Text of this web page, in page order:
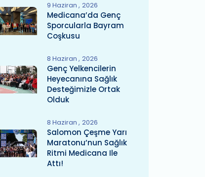
9 Haziran 2026
Medicana’da Genç
Sporcularla Bayram
Coşkusu
8 Haziran 2026
Genç Yelkencilerin
Heyecanına Sağlık
Desteğimizle Ortak
Olduk
8 Haziran 2026
Salomon Çeşme Yarı
Maratonu’nun Sağlık
Ritmi Medicana Ile
Attı!